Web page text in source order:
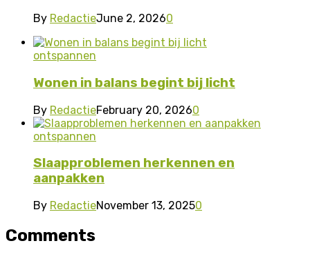
By RedactieJune 2, 20260
ontspannen
Wonen in balans begint bij licht
By RedactieFebruary 20, 20260
ontspannen
Slaapproblemen herkennen en
aanpakken
By RedactieNovember 13, 20250
Comments